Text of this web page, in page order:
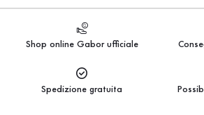
Shop online Gabor ufficiale
Spedizione gratuita